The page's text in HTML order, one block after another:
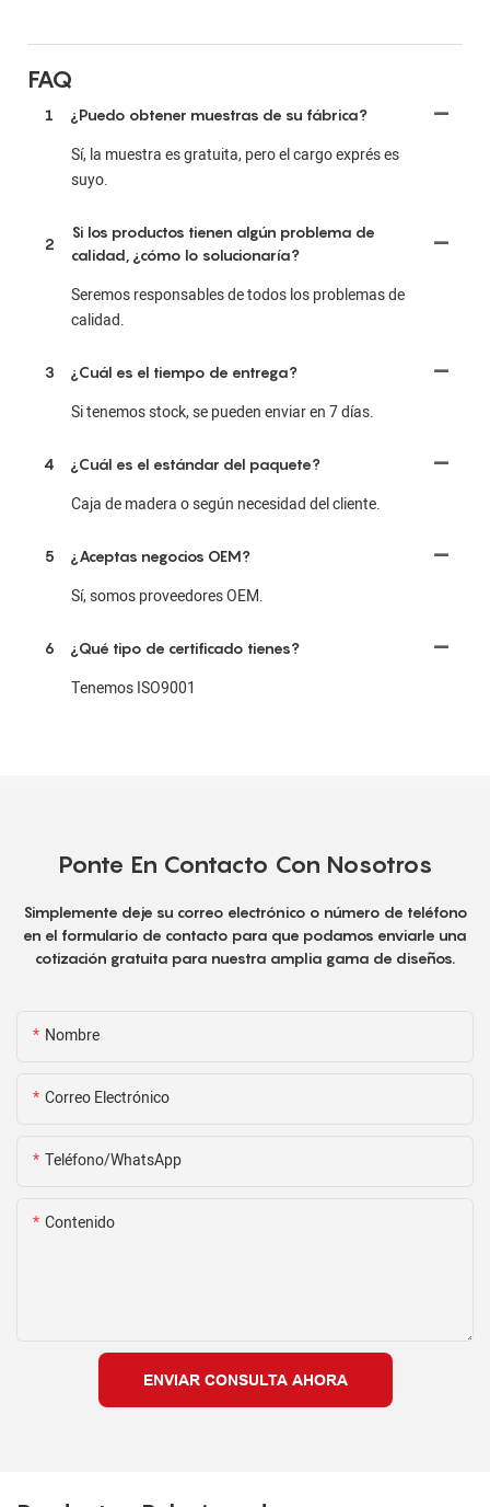
FAQ
1 ¿Puedo obtener muestras de su fábrica?
Sí, la muestra es gratuita, pero el cargo exprés es
suyo.
2
Si los productos tienen algún problema de
calidad, ¿cómo lo solucionaría?
Seremos responsables de todos los problemas de
calidad.
3 ¿Cuál es el tiempo de entrega?
Si tenemos stock, se pueden enviar en 7 días.
4 ¿Cuál es el estándar del paquete?
Caja de madera o según necesidad del cliente.
5 ¿Aceptas negocios OEM?
Sí, somos proveedores OEM.
6 ¿Qué tipo de certificado tienes?
Tenemos ISO9001
Ponte En Contacto Con Nosotros
Simplemente deje su correo electrónico o número de teléfono
en el formulario de contacto para que podamos enviarle una
cotización gratuita para nuestra amplia gama de diseños.
Nombre
Correo Electrónico
Teléfono/WhatsApp
Contenido
ENVIAR CONSULTA AHORA